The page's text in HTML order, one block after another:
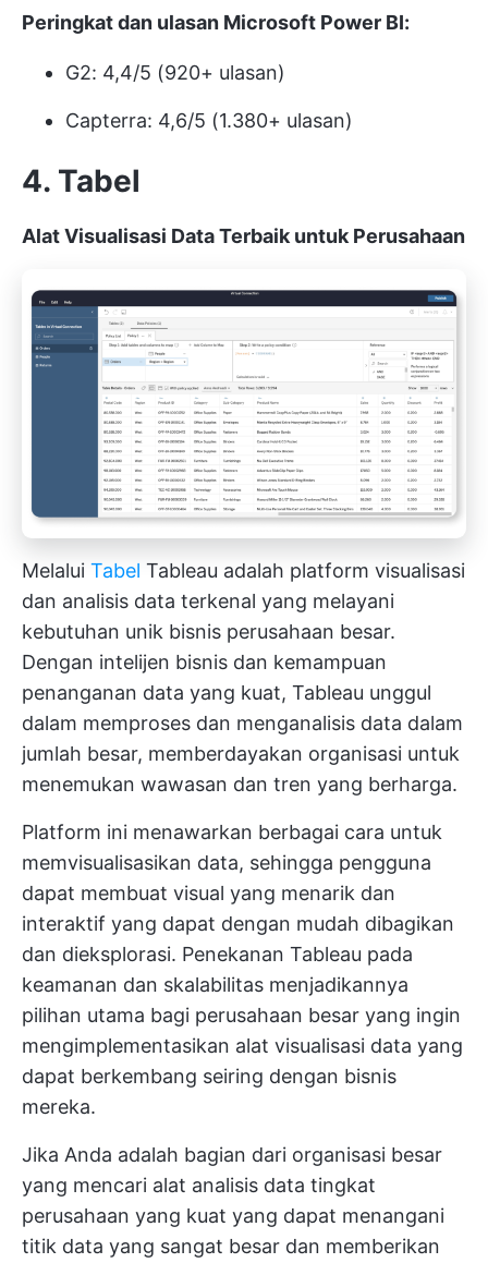
Peringkat dan ulasan Microsoft Power BI:
G2: 4,4/5 (920+ ulasan)
Capterra: 4,6/5 (1.380+ ulasan)
4. Tabel
Alat Visualisasi Data Terbaik untuk Perusahaan
Melalui Tabel Tableau adalah platform visualisasi
dan analisis data terkenal yang melayani
kebutuhan unik bisnis perusahaan besar.
Dengan intelijen bisnis dan kemampuan
penanganan data yang kuat, Tableau unggul
dalam memproses dan menganalisis data dalam
jumlah besar, memberdayakan organisasi untuk
menemukan wawasan dan tren yang berharga.
Platform ini menawarkan berbagai cara untuk
memvisualisasikan data, sehingga pengguna
dapat membuat visual yang menarik dan
interaktif yang dapat dengan mudah dibagikan
dan dieksplorasi. Penekanan Tableau pada
keamanan dan skalabilitas menjadikannya
pilihan utama bagi perusahaan besar yang ingin
mengimplementasikan alat visualisasi data yang
dapat berkembang seiring dengan bisnis
mereka.
Jika Anda adalah bagian dari organisasi besar
yang mencari alat analisis data tingkat
perusahaan yang kuat yang dapat menangani
titik data yang sangat besar dan memberikan